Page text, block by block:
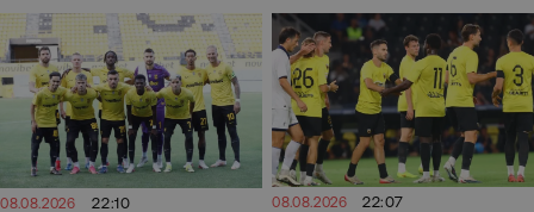
08.08.2026 22:10 08.08.2026 22:07